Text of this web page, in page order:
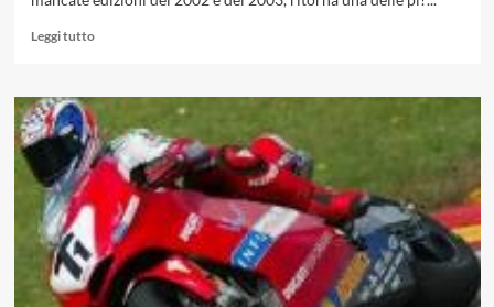
Leggi tuttoLeggi
su
IL
14
NOVEMBRE
RITORNA
LA
CAVALCATA
DELLE
VALLI
OROBICHE